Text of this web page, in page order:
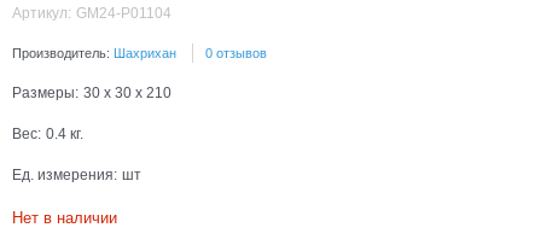
Артикул: GM24-P01104
Производитель: Шахрихан 0 отзывов
Размеры: 30 x 30 x 210
Вес: 0.4 кг.
Ед. измерения: шт
Нет в наличии